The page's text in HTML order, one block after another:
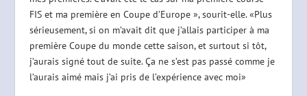
FIS et ma première en Coupe d’Europe », sourit-elle. «Plus
sérieusement, si on m’avait dit que j’allais participer à ma
première Coupe du monde cette saison, et surtout si tôt,
j’aurais signé tout de suite. Ça ne s’est pas passé comme je
l’aurais aimé mais j’ai pris de l’expérience avec moi»